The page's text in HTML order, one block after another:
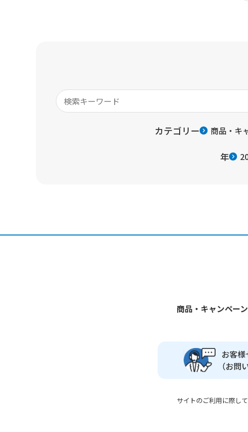
カテゴリー 商品・キ
年
商品・キャンペーン
お客様
（お問
サイトのご利用に際して